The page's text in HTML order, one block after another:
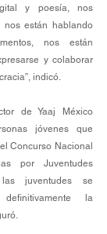
y poesía, nos
nos están hablando
nos están
y colaborar
indicó.
de Yaaj México
jóvenes que
Concurso Nacional
por Juventudes
las juventudes se
la